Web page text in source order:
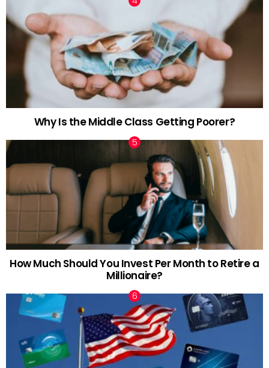
Why Is the Middle Class Getting Poorer?
How Much Should You Invest Per Month to Retire a
Millionaire?